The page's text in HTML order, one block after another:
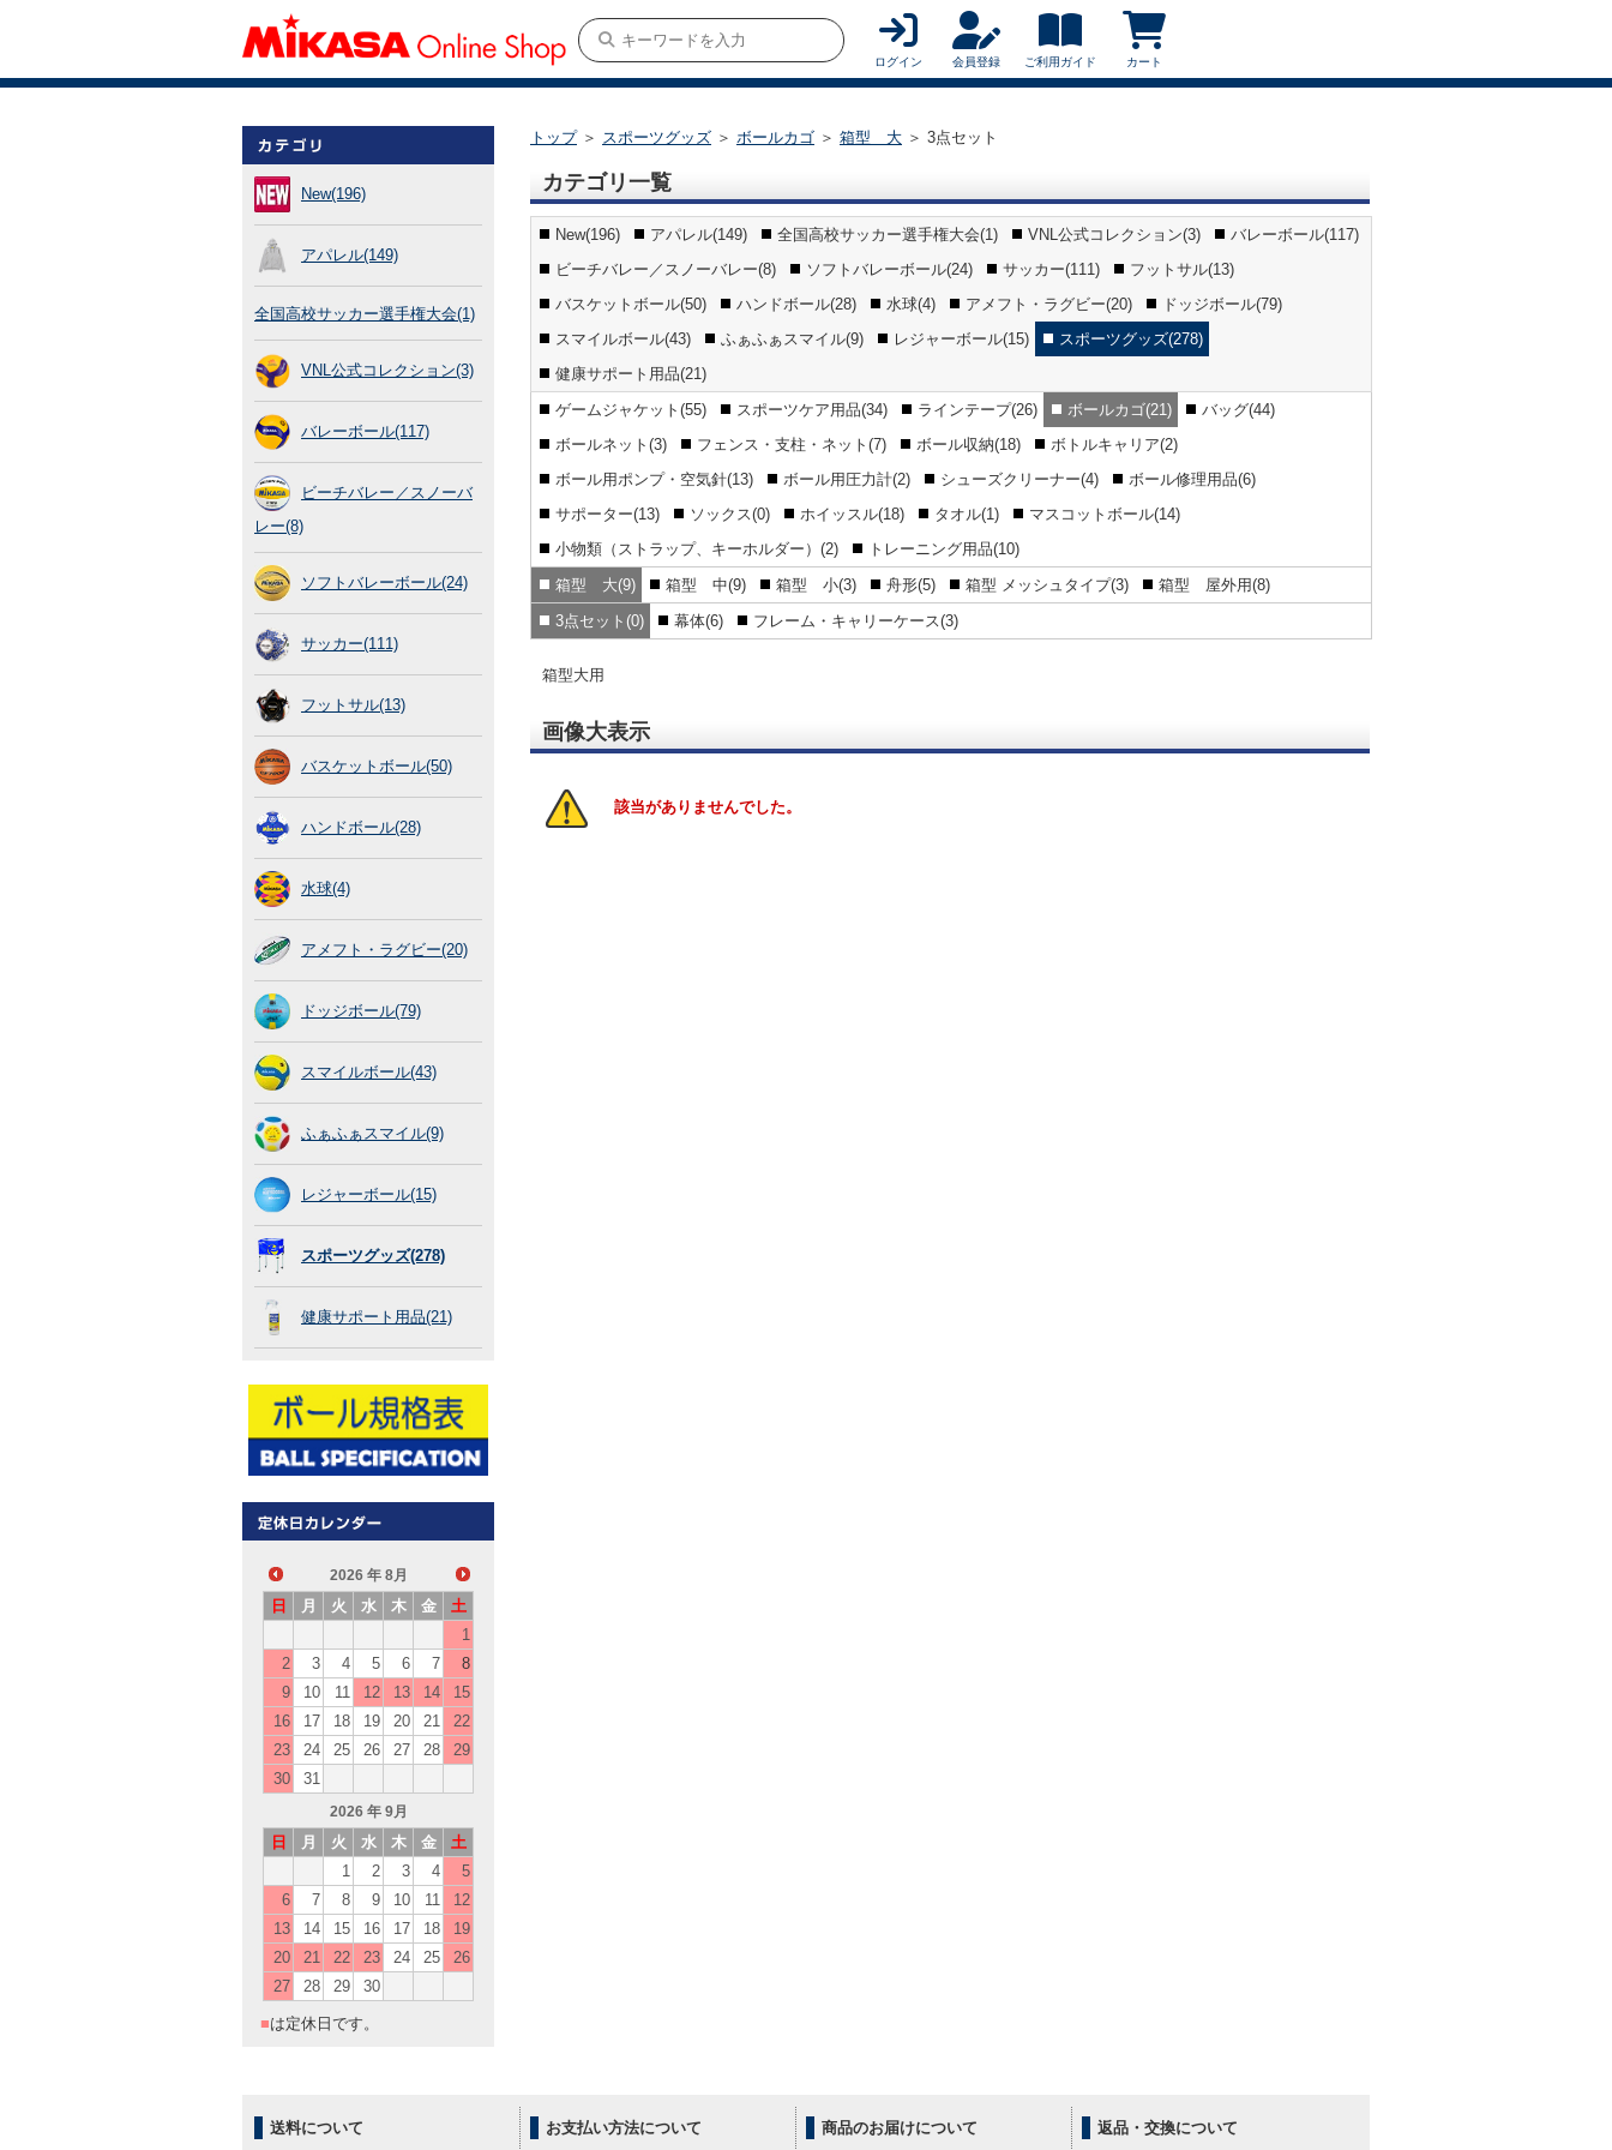
ログイン 会員登録 ご利用ガイド カート
New(196)
アパレル(149)
全国高校サッカー選手権大会(1)
VNL公式コレクション(3)
バレーボール(117)
ビーチバレー／スノーバ
レー(8)
ソフトバレーボール(24)
サッカー(111)
フットサル(13)
バスケットボール(50)
ハンドボール(28)
水球(4)
アメフト・ラグビー(20)
ドッジボール(79)
スマイルボール(43)
ふぁふぁスマイル(9)
レジャーボール(15)
スポーツグッズ(278)
健康サポート用品(21)
2026 年 8月
日 月 火 水 木 金
土
1
2
3 4 5 6 7
8
9
10 11 12 13 14
15
16
17 18 19 20 21
22
23
24 25 26 27 28
29
30
31
2026 年 9月
日 月 火 水 木 金
土
1
2 3 4
5
6
7 8 9 10 11
12
13
14 15 16 17 18
19
20
21 22 23 24 25
26
27
28 29 30
■は定休日です。
トップ ＞ スポーツグッズ ＞ ボールカゴ ＞ 箱型 大 ＞ 3点セット
カテゴリ一覧
New(196) アパレル(149) 全国高校サッカー選手権大会(1) VNL公式コレクション(3)
バレーボール(117)
ビーチバレー／スノーバレー(8)
ソフトバレーボール(24) サッカー(111)
フットサル(13)
バスケットボール(50)
ハンドボール(28) 水球(4) アメフト・ラグビー(20)
ドッジボール(79)
スマイルボール(43)
ふぁふぁスマイル(9) レジャーボール(15)
スポーツグッズ(278)
健康サポート用品(21)
ゲームジャケット(55) スポーツケア用品(34) ラインテープ(26) ボールカゴ(21)
バッグ(44)
ボールネット(3)
フェンス・支柱・ネット(7) ボール収納(18)
ボトルキャリア(2)
ボール用ポンプ・空気針(13)
ボール用圧力計(2) シューズクリーナー(4)
ボール修理用品(6)
サポーター(13)
ソックス(0) ホイッスル(18) タオル(1)
マスコットボール(14)
小物類（ストラップ、キーホルダー）(2)
トレーニング用品(10)
箱型 大(9) 箱型 中(9) 箱型 小(3) 舟形(5) 箱型 メッシュタイプ(3) 箱型 屋外用(8)
3点セット(0) 幕体(6) フレーム・キャリーケース(3)
箱型大用
画像大表示
該当がありませんでした。
送料について お支払い方法について 商品のお届けについて 返品・交換について